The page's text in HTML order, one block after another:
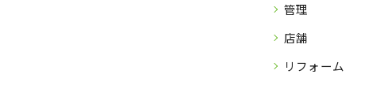
管理
店舗
リフォーム